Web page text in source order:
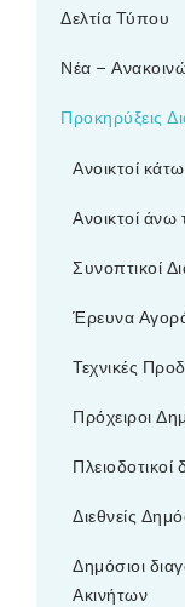
Δελτία Τύπου
Νέα –
Προκηρύξεις
Ανοικτοί
Ανοικτοί άνω
Συνοπτικοί
Έρευνα
Τεχνικές
Πρόχειροι
Πλειοδοτικοί
Διεθνείς
Δημόσιοι
Ακινήτων